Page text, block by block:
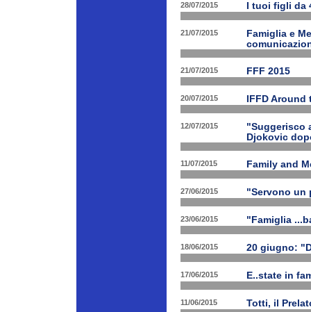
28/07/2015 I tuoi figli da
21/07/2015
Famiglia e
21/07/2015 FFF 2015
20/07/2015 IFFD
12/07/2015
"Suggerisco
Djokovic
11/07/2015 Family and
27/06/2015 "Servono un
23/06/2015 "Famiglia
18/06/2015 20 giugno:
17/06/2015 E..state in
11/06/2015 Totti, il